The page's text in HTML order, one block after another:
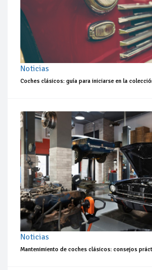
Noticias
Coches clásicos: guía para iniciarse en la
Noticias
Mantenimiento de coches clásicos: consejos